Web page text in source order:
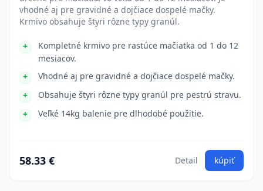
vhodné aj pre gravidné a dojčiace dospelé mačky.
Krmivo obsahuje štyri rôzne typy granúl.
Kompletné krmivo pre rastúce mačiatka od 1 do 12
mesiacov.
Vhodné aj pre gravidné a dojčiace dospelé mačky.
Obsahuje štyri rôzne typy granúl pre pestrú stravu.
Veľké 14kg balenie pre dlhodobé použitie.
58.33 € Detail kúpiť